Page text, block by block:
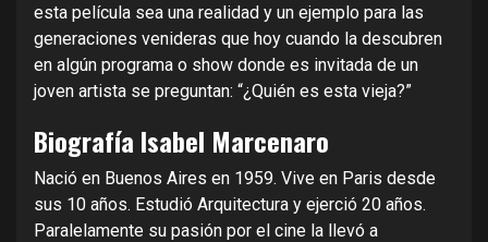
esta película sea una realidad y un ejemplo para las
generaciones venideras que hoy cuando la descubren
en algún programa o show donde es invitada de un
joven artista se preguntan: “¿Quién es esta vieja?”
Biografía Isabel Marcenaro
Nació en Buenos Aires en 1959. Vive en Paris desde
sus 10 años. Estudió Arquitectura y ejerció 20 años.
Paralelamente su pasión por el cine la llevó a